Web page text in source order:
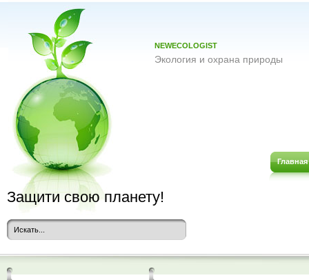
NEWECOLOGIST
Экология и охрана природы
Главная
Защити свою планету!